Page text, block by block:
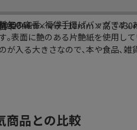
年の定番､福袋手提げバッグです
｡表面に艶のある片艶紙を使用し
のが入る大きさなので､本や食品､
5344
320mm×マチ110mm×高さ
本
商品との比較